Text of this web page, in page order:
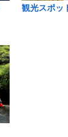
観光スポッ